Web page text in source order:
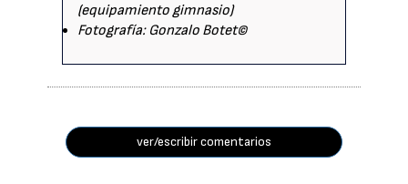
(equipamiento gimnasio)
Fotografía: Gonzalo Botet©
ver/escribir comentarios